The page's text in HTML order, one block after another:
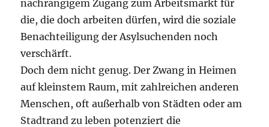
nachrangigem Zugang zum Arbeitsmarkt für
die, die doch arbeiten dürfen, wird die soziale
Benachteiligung der Asylsuchenden noch
verschärft.
Doch dem nicht genug. Der Zwang in Heimen
auf kleinstem Raum, mit zahlreichen anderen
Menschen, oft außerhalb von Städten oder am
Stadtrand zu leben potenziert die